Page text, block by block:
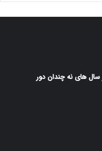
سال های نه چندان دور